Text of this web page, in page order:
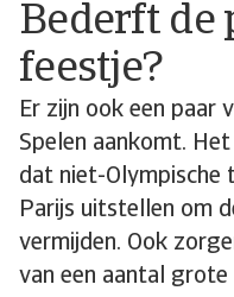
Bederft de
feestje?
Er zijn ook een paar
Spelen aankomt.
dat niet-Olympische
Parijs uitstellen om
vermijden. Ook
van een aantal